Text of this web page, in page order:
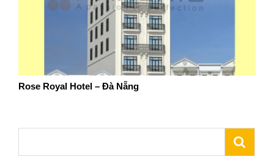
Rose Royal Hotel – Đà Nẵng